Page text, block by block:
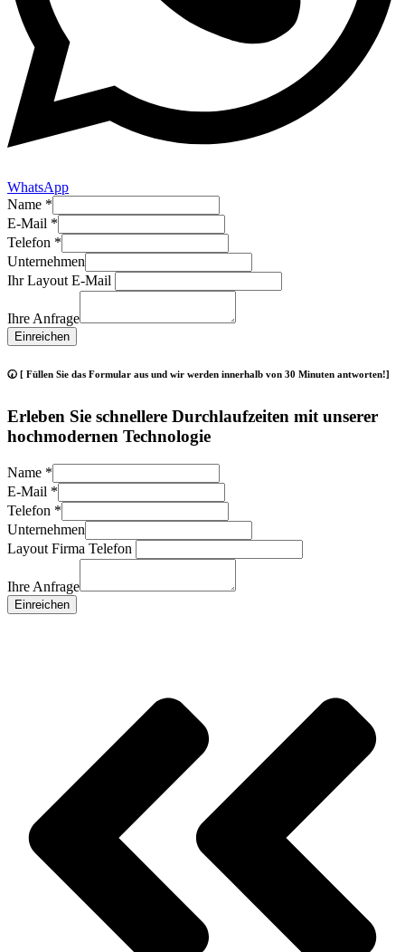
WhatsApp
Name *
E-Mail *
Telefon *
Unternehmen
Ihr Layout E-Mail
Ihre Anfrage
Einreichen
🕢 [ Füllen Sie das Formular aus und wir werden innerhalb von 30 Minuten antworten!]
Erleben Sie schnellere Durchlaufzeiten mit unserer
hochmodernen Technologie
Name *
E-Mail *
Telefon *
Unternehmen
Layout Firma Telefon
Ihre Anfrage
Einreichen